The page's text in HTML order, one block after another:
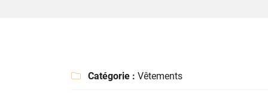
Recopier le code ci-contre
 Catégorie : Vêtements